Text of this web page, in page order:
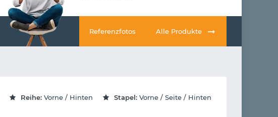
Referenzfotos Alle Produkte
Reihe: Vorne / Hinten Stapel: Vorne / Seite / Hinten